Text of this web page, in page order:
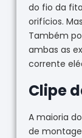
do fio da
orifícios.
Também
ambas as
corrente
Clipe
A maioria
de